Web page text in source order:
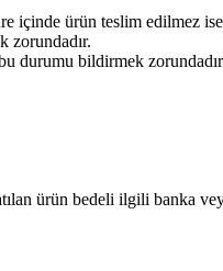
içinde ürün teslim edilmez
zorundadır.
bu durumu bildirmek
ürün bedeli ilgili banka